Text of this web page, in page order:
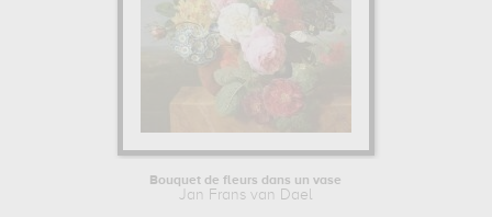
Bouquet de fleurs dans un vase
Jan Frans van Dael